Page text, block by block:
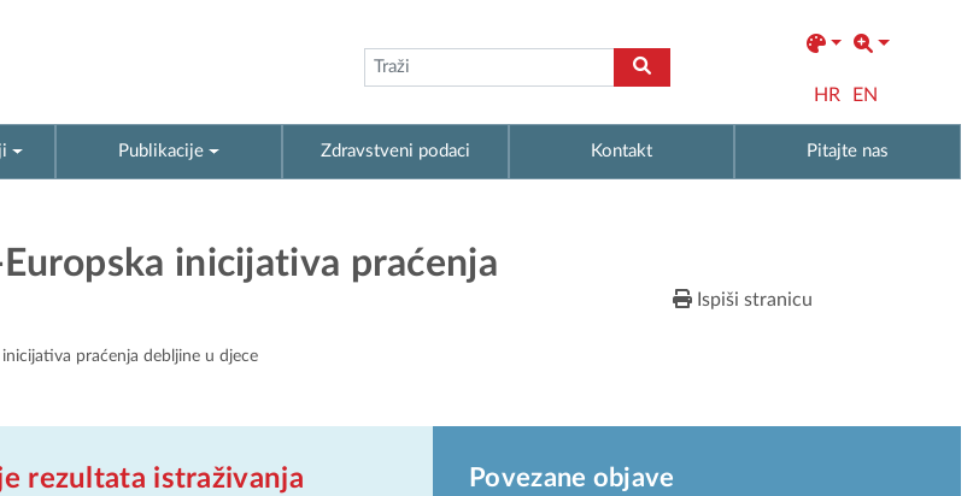
HR EN
Publikacije Zdravstveni podaci Kontakt Pitajte nas
inicijativa praćenja
praćenja debljine u djece
Ispiši stranicu
rezultata istraživanja
Povezane objave